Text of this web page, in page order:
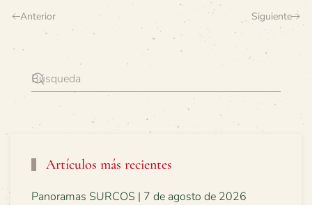
Anterior Siguiente
Artículos más recientes
Panoramas SURCOS | 7 de agosto de 2026